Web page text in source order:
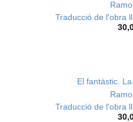
Traducció de l'obra
El fantàstic.
Traducció de l'obra